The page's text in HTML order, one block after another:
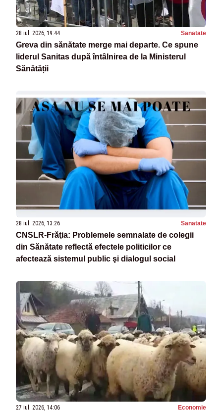
28 iul. 2026, 19:44 Sanatate
Greva din sănătate merge mai departe. Ce spune
liderul Sanitas după întâlnirea de la Ministerul
Sănătății
28 iul. 2026, 13:26 Sanatate
CNSLR-Frăţia: Problemele semnalate de colegii
din Sănătate reflectă efectele politicilor ce
afectează sistemul public şi dialogul social
27 iul. 2026, 14:06 Economie